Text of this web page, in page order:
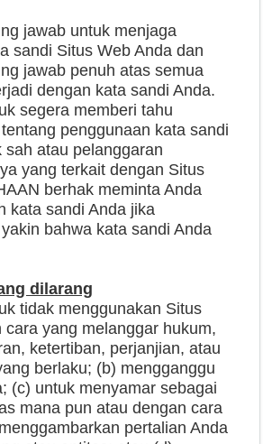
jawab untuk menjaga
sandi Situs Web Anda dan
jawab penuh atas semua
dengan kata sandi Anda.
segera memberi tahu
penggunaan kata sandi
sah atau pelanggaran
yang terkait dengan Situs
berhak meminta Anda
kata sandi Anda jika
bahwa kata sandi Anda
dilarang
tidak menggunakan Situs
cara yang melanggar hukum,
ketertiban, perjanjian, atau
berlaku; (b) mengganggu
(c) untuk menyamar sebagai
mana pun atau dengan cara
pertalian Anda